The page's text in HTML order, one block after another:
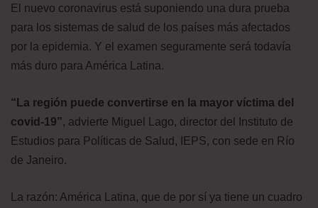
El nuevo coronavirus está suponiendo una dura prueba
para los sistemas de salud de los países más afectados
por la epidemia. Y el examen seguramente será todavía
más duro para América Latina.
“La región puede convertirse en la mayor víctima del
covid-19”, advierte Miguel Lago, director del Instituto de
Estudios para Políticas de Salud, IEPS, con sede en Río
de Janeiro.
La razón: América Latina, que de por sí ya tiene un cuadro